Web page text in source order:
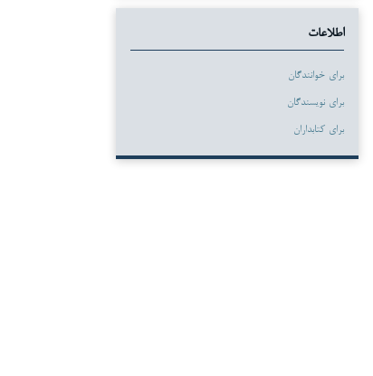
اطلاعات
برای خوانندگان
برای نویسندگان
برای کتابداران